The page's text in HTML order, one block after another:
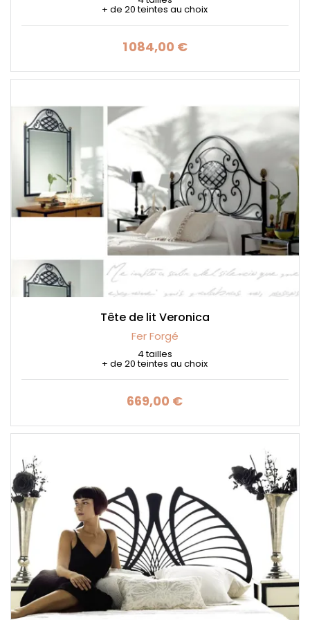
+ de 20 teintes au choix
Prix
1 084,00 €
Tête de lit Veronica
Fer Forgé
4 tailles
+ de 20 teintes au choix
Prix
669,00 €